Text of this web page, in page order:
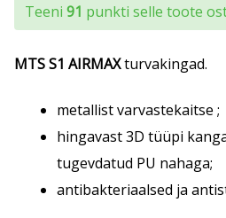
Teeni 91 punkti selle toote
MTS S1 AIRMAXturvakingad.
metallist varvastekaitse ;
hingavast 3D tüüpi
tugevdatud PU nahaga;
antibakteriaalsed ja